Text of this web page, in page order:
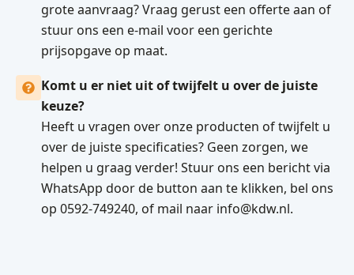
grote aanvraag? Vraag gerust een offerte aan of
stuur ons een e-mail voor een gerichte
prijsopgave op maat.
Komt u er niet uit of twijfelt u over de juiste
keuze?
Heeft u vragen over onze producten of twijfelt u
over de juiste specificaties? Geen zorgen, we
helpen u graag verder! Stuur ons een bericht via
WhatsApp door de button aan te klikken, bel ons
op 0592-749240, of mail naar info@kdw.nl.